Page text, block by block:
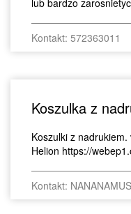
lub bardzo
Kontakt: 572363011
Koszulka z
Koszulki z
Helion https://
Kontakt: